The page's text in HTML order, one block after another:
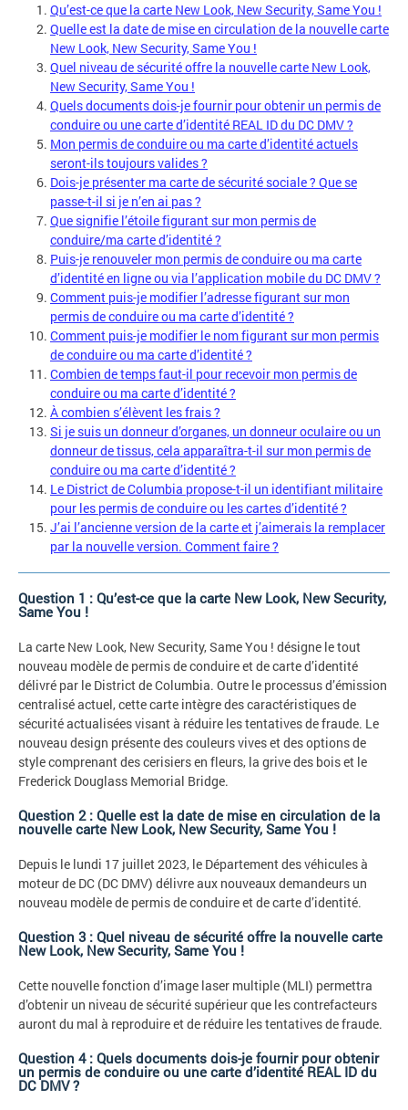
Qu’est-ce que la carte New Look, New Security, Same You !
Quelle est la date de mise en circulation de la nouvelle carte
New Look, New Security, Same You !
Quel niveau de sécurité offre la nouvelle carte New Look,
New Security, Same You !
Quels documents dois-je fournir pour obtenir un permis de
conduire ou une carte d’identité REAL ID du DC DMV ?
Mon permis de conduire ou ma carte d’identité actuels
seront-ils toujours valides ?
Dois-je présenter ma carte de sécurité sociale ? Que se
passe-t-il si je n’en ai pas ?
Que signifie l’étoile figurant sur mon permis de
conduire/ma carte d’identité ?
Puis-je renouveler mon permis de conduire ou ma carte
d’identité en ligne ou via l’application mobile du DC DMV ?
Comment puis-je modifier l’adresse figurant sur mon
permis de conduire ou ma carte d’identité ?
Comment puis-je modifier le nom figurant sur mon permis
de conduire ou ma carte d’identité ?
Combien de temps faut-il pour recevoir mon permis de
conduire ou ma carte d’identité ?
À combien s’élèvent les frais ?
Si je suis un donneur d’organes, un donneur oculaire ou un
donneur de tissus, cela apparaîtra-t-il sur mon permis de
conduire ou ma carte d’identité ?
Le District de Columbia propose-t-il un identifiant militaire
pour les permis de conduire ou les cartes d’identité ?
J’ai l’ancienne version de la carte et j’aimerais la remplacer
par la nouvelle version. Comment faire ?
Question 1 : Qu’est-ce que la carte New Look, New Security,
Same You !
La carte New Look, New Security, Same You ! désigne le tout
nouveau modèle de permis de conduire et de carte d’identité
délivré par le District de Columbia. Outre le processus d’émission
centralisé actuel, cette carte intègre des caractéristiques de
sécurité actualisées visant à réduire les tentatives de fraude. Le
nouveau design présente des couleurs vives et des options de
style comprenant des cerisiers en fleurs, la grive des bois et le
Frederick Douglass Memorial Bridge.
Question 2 : Quelle est la date de mise en circulation de la
nouvelle carte New Look, New Security, Same You !
Depuis le lundi 17 juillet 2023, le Département des véhicules à
moteur de DC (DC DMV) délivre aux nouveaux demandeurs un
nouveau modèle de permis de conduire et de carte d’identité.
Question 3 : Quel niveau de sécurité offre la nouvelle carte
New Look, New Security, Same You !
Cette nouvelle fonction d’image laser multiple (MLI) permettra
d’obtenir un niveau de sécurité supérieur que les contrefacteurs
auront du mal à reproduire et de réduire les tentatives de fraude.
Question 4 : Quels documents dois-je fournir pour obtenir
un permis de conduire ou une carte d’identité REAL ID du
DC DMV ?